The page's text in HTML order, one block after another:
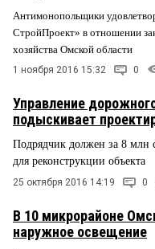
Антимонопольщики
СтройПроект» в отношении
хозяйства Омской области
1 ноября 2016 15:32 0
Управление
подыскивает
Подрядчик должен за 8 млн
для реконструкции объекта
25 октября 2016 14:19 0
В 10 микрорайоне
наружное освещение